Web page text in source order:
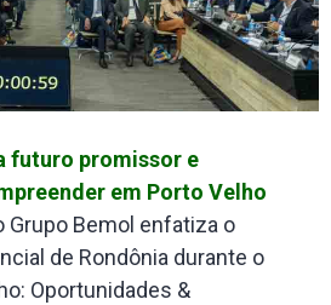
futuro promissor e
em Porto Velho
Grupo Bemol enfatiza o
de Rondônia durante o
Oportunidades &